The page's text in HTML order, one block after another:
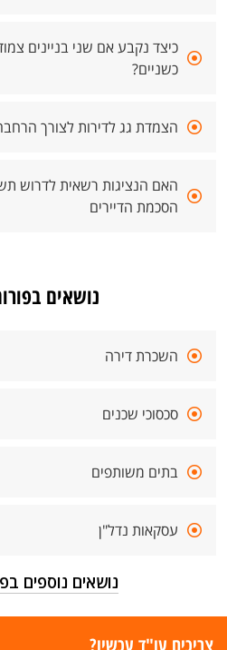
כיצד נקבע אם שני בניינים
כשניים?
הצמדת גג לדירות לצורך
האם הנציגות רשאית לדרוש
הסכמת הדיירים
נושאים
השכרת דירה
סכסוכי שכנים
בתים משותפים
עסקאות נדל"ן
נושאים נוספים
צריכים עו"ד עכשיו?